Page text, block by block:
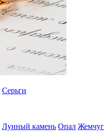
Серьги
Лунный камень Опал Жемчуг